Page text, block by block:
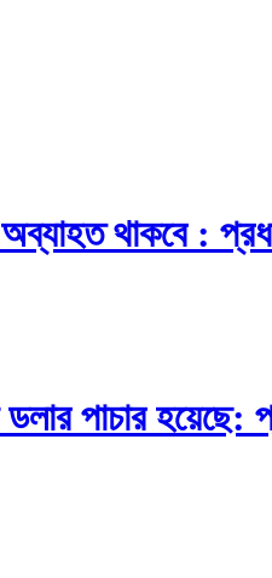
থাকবে :
পাচার হয়েছে: